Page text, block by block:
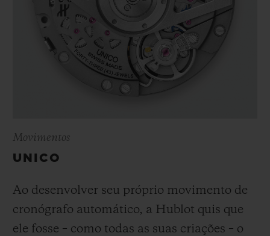
Movimentos
UNICO
Ao desenvolver seu próprio movimento de
cronógrafo automático, a Hublot quis que
ele fosse – como todas as suas criações – o